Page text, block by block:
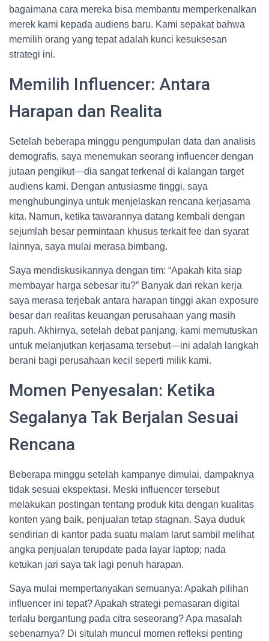
bagaimana cara mereka bisa membantu memperkenalkan
merek kami kepada audiens baru. Kami sepakat bahwa
memilih orang yang tepat adalah kunci kesuksesan
strategi ini.
Memilih Influencer: Antara
Harapan dan Realita
Setelah beberapa minggu pengumpulan data dan analisis
demografis, saya menemukan seorang influencer dengan
jutaan pengikut—dia sangat terkenal di kalangan target
audiens kami. Dengan antusiasme tinggi, saya
menghubunginya untuk menjelaskan rencana kerjasama
kita. Namun, ketika tawarannya datang kembali dengan
sejumlah besar permintaan khusus terkait fee dan syarat
lainnya, saya mulai merasa bimbang.
Saya mendiskusikannya dengan tim: “Apakah kita siap
membayar harga sebesar itu?” Banyak dari rekan kerja
saya merasa terjebak antara harapan tinggi akan exposure
besar dan realitas keuangan perusahaan yang masih
rapuh. Akhirnya, setelah debat panjang, kami memutuskan
untuk melanjutkan kerjasama tersebut—ini adalah langkah
berani bagi perusahaan kecil seperti milik kami.
Momen Penyesalan: Ketika
Segalanya Tak Berjalan Sesuai
Rencana
Beberapa minggu setelah kampanye dimulai, dampaknya
tidak sesuai ekspektasi. Meski influencer tersebut
melakukan postingan tentang produk kita dengan kualitas
konten yang baik, penjualan tetap stagnan. Saya duduk
sendirian di kantor pada suatu malam larut sambil melihat
angka penjualan terupdate pada layar laptop; nada
ketukan jari saya tak lagi penuh harapan.
Saya mulai mempertanyakan semuanya: Apakah pilihan
influencer ini tepat? Apakah strategi pemasaran digital
terlalu bergantung pada citra seseorang? Apa masalah
sebenarnya? Di situlah muncul momen refleksi penting